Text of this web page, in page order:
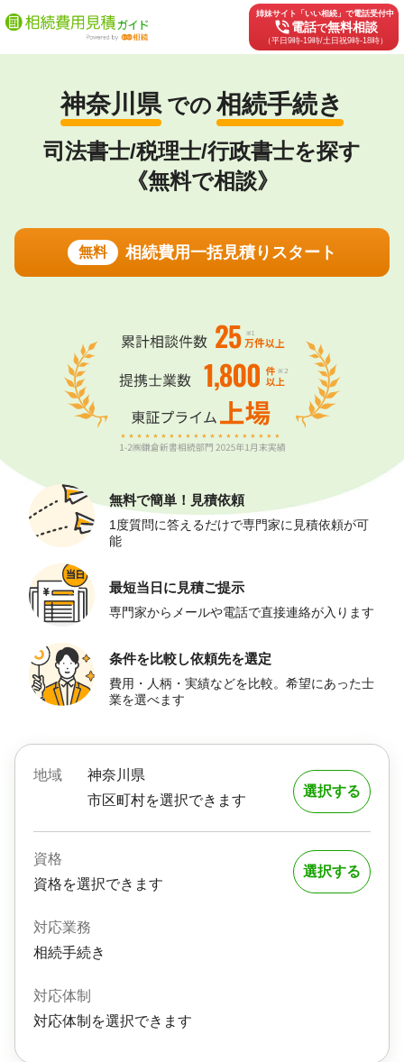
姉妹サイト「いい相続」で電話受付中
phone_in_talk電話で無料相談
（平日9時-19時/土日祝9時-18時）
神奈川県 での 相続手続き
司法書士/税理士/行政書士を探す
《無料で相談》
無料 相続費用一括見積りスタート
無料で簡単！ 見積依頼
1度質問に答えるだけで専門家に見積依頼が可
能
最短当日に 見積ご提示
専門家からメールや電話で直接連絡が入ります
条件を比較し依頼先を選定
費用・人柄・実績などを比較。希望にあった士
業を選べます
地域
神奈川県
市区町村を選択できます
選択する
資格
資格を選択できます
対応業務
相続手続き
対応体制
対応体制を選択できます
選択する